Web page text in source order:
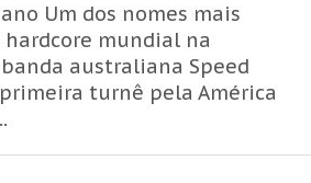
Um dos nomes mais
hardcore mundial na
australiana Speed
turnê pela América